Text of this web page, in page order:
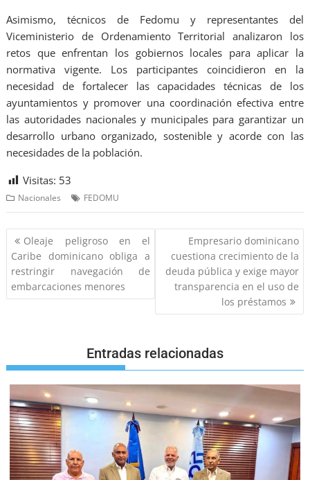
Asimismo, técnicos de Fedomu y representantes del
Viceministerio de Ordenamiento Territorial analizaron los
retos que enfrentan los gobiernos locales para aplicar la
normativa vigente. Los participantes coincidieron en la
necesidad de fortalecer las capacidades técnicas de los
ayuntamientos y promover una coordinación efectiva entre
las autoridades nacionales y municipales para garantizar un
desarrollo urbano organizado, sostenible y acorde con las
necesidades de la población.
Visitas: 53
Nacionales FEDOMU
Oleaje peligroso en el
Caribe dominicano obliga a
restringir navegación de
embarcaciones menores
Empresario dominicano
cuestiona crecimiento de la
deuda pública y exige mayor
transparencia en el uso de
los préstamos
Entradas relacionadas